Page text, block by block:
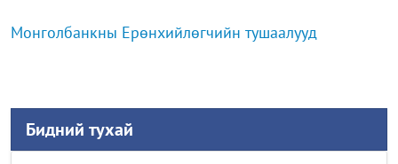
Монголбанкны Ерөнхийлөгчийн тушаалууд
Бидний тухай